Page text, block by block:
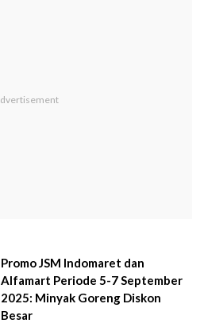
Promo JSM Indomaret dan
Alfamart Periode 5-7 September
2025: Minyak Goreng Diskon
Besar